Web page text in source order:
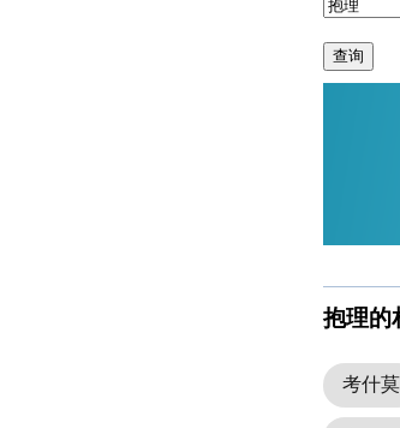
查询
抱理的
考什莫